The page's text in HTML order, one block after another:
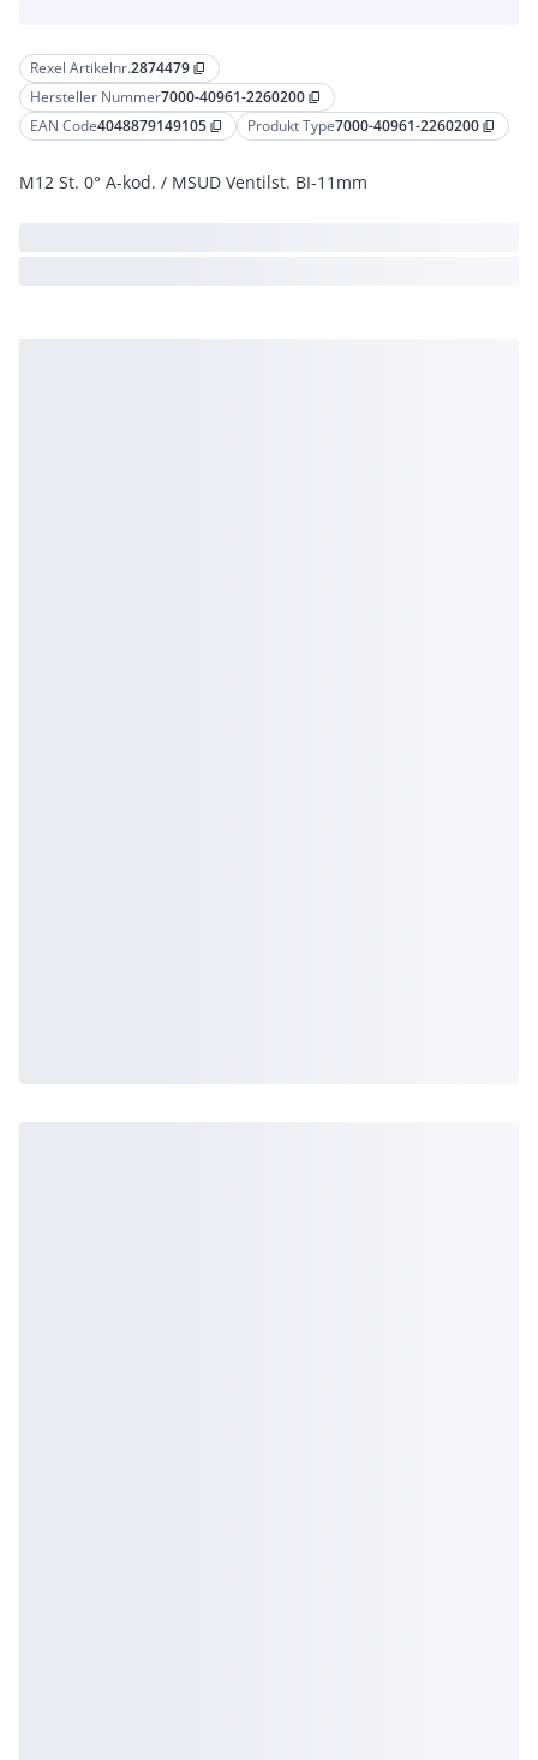
Rexel Artikelnr.2874479 content_copy
Hersteller Nummer7000-40961-2260200 content_copy
EAN Code4048879149105 content_copy Produkt Type7000-40961-2260200 content_copy
M12 St. 0° A-kod. / MSUD Ventilst. BI-11mm